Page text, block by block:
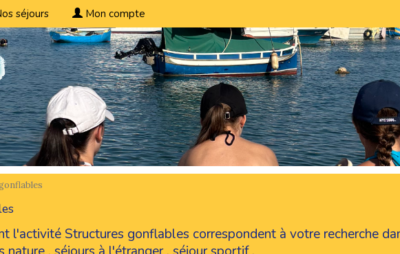
séjours Mon compte
l'activité Structures gonflables correspondent à votre recherche